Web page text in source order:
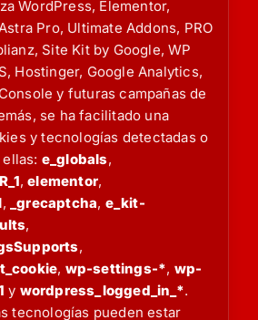
WordPress, Elementor,
Pro, Ultimate Addons, PRO
Site Kit by Google, WP
Hostinger, Google Analytics,
y futuras campañas de
se ha facilitado una
y tecnologías detectadas o
e_globals,
,elementor,
, _grecaptcha, e_kit-
,
,
, wp-settings-*, wp-
y wordpress_logged_in_*.
tecnologías pueden estar